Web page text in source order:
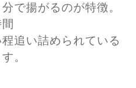
がるのが特徴。
詰められている
。